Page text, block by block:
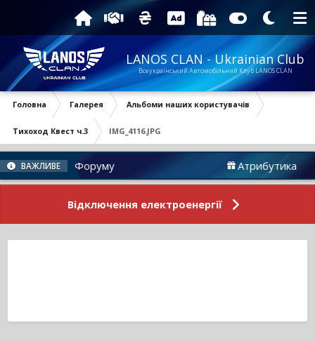
LANOS CLAN - Ukrainian Club
Всеукраїнський Автомобільний Клуб LANOS CLAN
Головна Галерея Альбоми наших користувачів
Тихоход Квест ч.3 IMG_4116.JPG
ВАЖЛИВЕ
Новини Форуму Атрибутика
Відключення електроенергії